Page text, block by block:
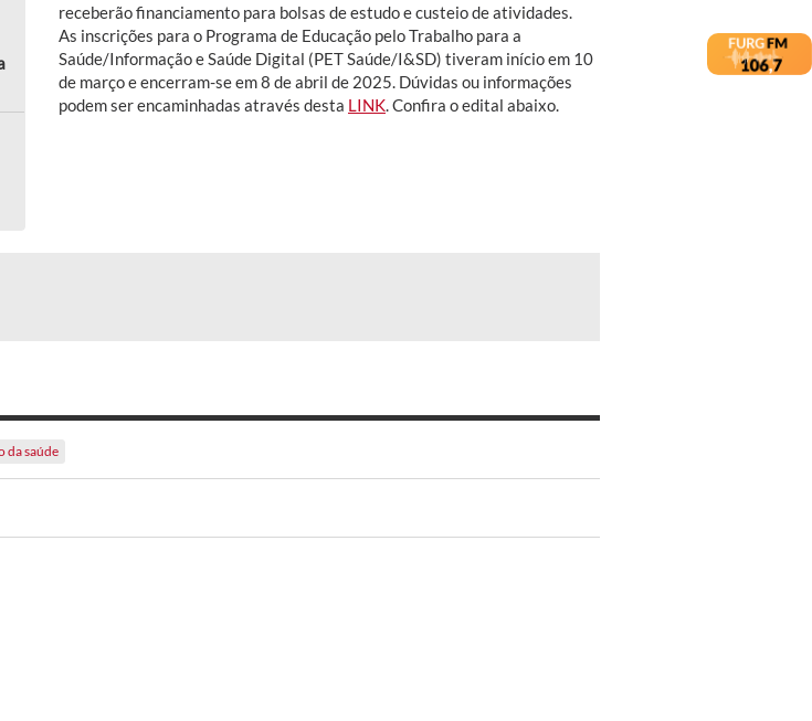
receberão financiamento para bolsas de estudo e custeio de atividades.
As inscrições para o Programa de Educação pelo Trabalho para a
Saúde/Informação e Saúde Digital (PET Saúde/I&SD) tiveram início em 10
de março e encerram-se em 8 de abril de 2025. Dúvidas ou informações
podem ser encaminhadas através desta LINK . Confira o edital abaixo.
da saúde